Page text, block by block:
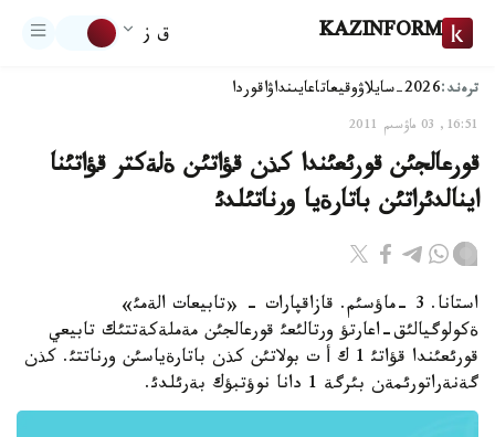
KAZINFORM ق ز
ترەند:2026-سايلاۋ وقيعاتاعايىنداۋاقوردا
16:51, 03 ماۋسىم 2011
قورعالجئن قورئعئندا كذن قؤاتئن ةلةكتر قؤاتئنا
اينالدئراتئن باتارةيا ورناتئلدئ
استانا. 3 -ماؤسئم. قازاقپارات - «تابيعات الةمئ»
ةكولوگيالئق-اعارتؤ ورتالئعئ قورعالجئن مةملةكةتتئك تابيعي
قورئعئندا قؤاتئ 1 ك أ ت بولاتئن كذن باتارةياسئن ورناتتئ. كذن
گةنةراتورئمةن بئرگة 1 دانا نوؤتبؤك بةرئلدئ.